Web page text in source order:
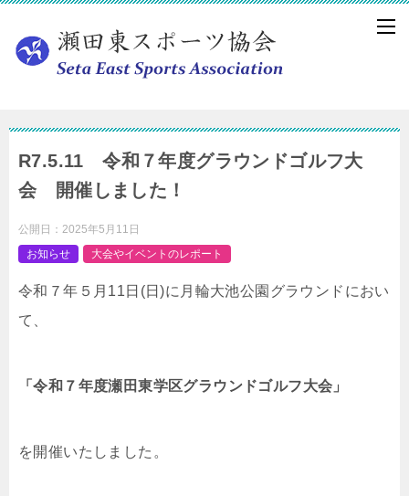
R7.5.11 令和７年度グラウンドゴルフ大
会 開催しました！
公開日： 2025年5月11日
お知らせ
大会やイベントのレポート
令和７年５月11日(日)に月輪大池公園グラウンドにおい
て、
「令和７年度瀬田東学区グラウンドゴルフ大会」
を開催いたしました。